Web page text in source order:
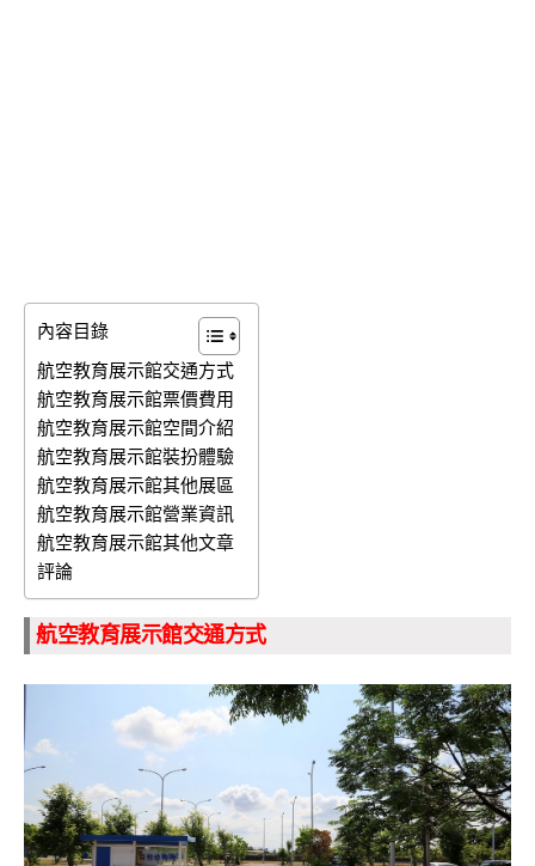
內容目錄
航空教育展示館交通方式
航空教育展示館票價費用
航空教育展示館空間介紹
航空教育展示館裝扮體驗
航空教育展示館其他展區
航空教育展示館營業資訊
航空教育展示館其他文章
評論
航空教育展示館交通方式